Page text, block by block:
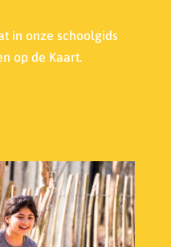
in onze schoolgids
op de Kaart.